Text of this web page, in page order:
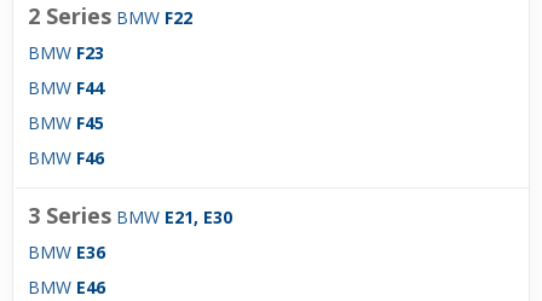
2 Series BMW F22
BMW F23
BMW F44
BMW F45
BMW F46
3 Series BMW E21, E30
BMW E36
BMW E46